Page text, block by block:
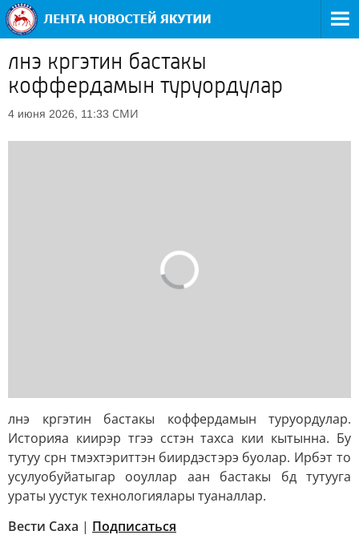
лнэ кргэтин бастакы
коффердамын туруордулар
4 июня 2026, 11:33 СМИ
лнэ кргэтин бастакы коффердамын туруордулар.
Историяа киирэр тгээ сстэн тахса кии кытынна. Бу
тутуу срн тмэхтэриттэн биирдэстэрэ буолар. Ирбэт то
усулуобуйатыгар ооуллар аан бастакы бд тутууга
ураты уустук технологиялары туаналлар.
Вести Саха | Подписаться